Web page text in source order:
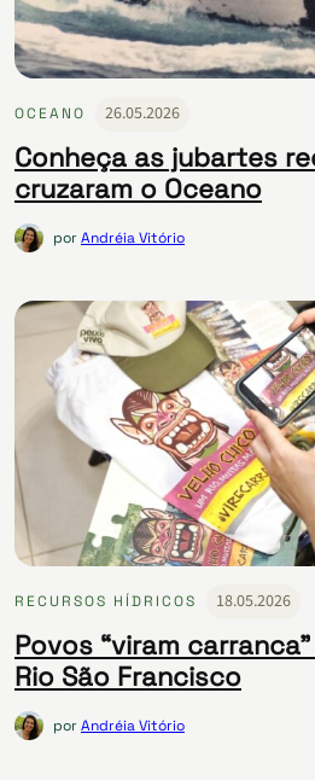
OCEANO 26.05.2026
Conheça as jubartes
cruzaram o Oceano
porAndréia Vitório
RECURSOS HÍDRICOS 18.05.2026
Povos “viram
Rio São Francisco
porAndréia Vitório